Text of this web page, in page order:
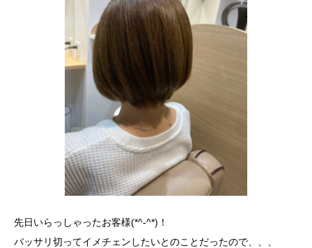
先日いらっしゃったお客様(*^-^*)！
バッサリ切ってイメチェンしたいとのことだったので、、、